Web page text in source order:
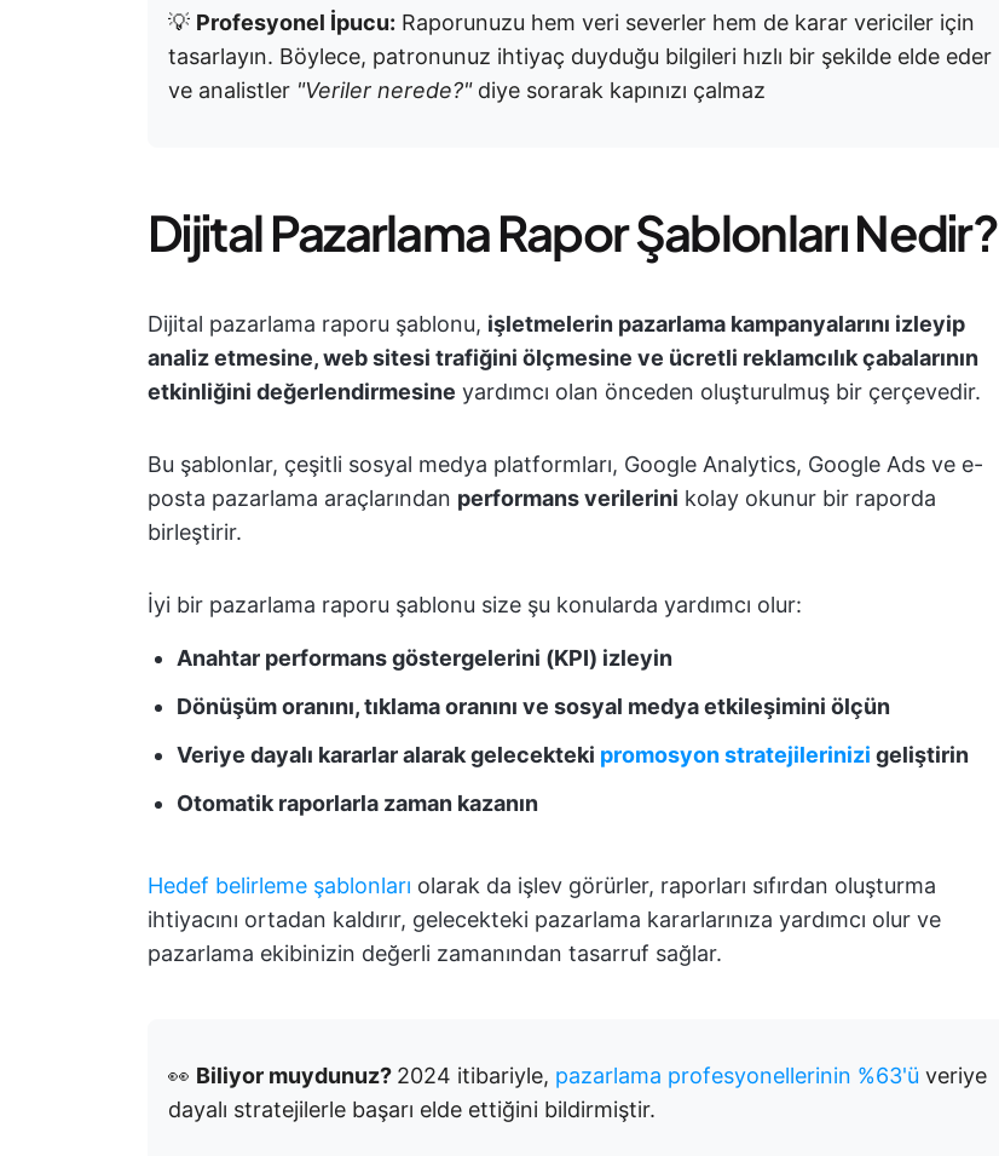
💡 Profesyonel İpucu: Raporunuzu hem veri severler hem de karar vericiler için
tasarlayın. Böylece, patronunuz ihtiyaç duyduğu bilgileri hızlı bir şekilde elde eder
ve analistler "Veriler nerede?"diye sorarak kapınızı çalmaz
Dijital Pazarlama Rapor Şablonları Nedir?
Dijital pazarlama raporu şablonu, işletmelerin pazarlama kampanyalarını izleyip
analiz etmesine, web sitesi trafiğini ölçmesine ve ücretli reklamcılık çabalarının
etkinliğini değerlendirmesine yardımcı olan önceden oluşturulmuş bir çerçevedir.
Bu şablonlar, çeşitli sosyal medya platformları, Google Analytics, Google Ads ve e-
posta pazarlama araçlarından performans verilerini kolay okunur bir raporda
birleştirir.
İyi bir pazarlama raporu şablonu size şu konularda yardımcı olur:
Anahtar performans göstergelerini (KPI) izleyin
Dönüşüm oranını, tıklama oranını ve sosyal medya etkileşimini ölçün
Veriye dayalı kararlar alarak gelecekteki promosyon stratejilerinizi geliştirin
Otomatik raporlarla zaman kazanın
Hedef belirleme şablonları olarak da işlev görürler, raporları sıfırdan oluşturma
ihtiyacını ortadan kaldırır, gelecekteki pazarlama kararlarınıza yardımcı olur ve
pazarlama ekibinizin değerli zamanından tasarruf sağlar.
👀 Biliyor muydunuz? 2024 itibariyle, pazarlama profesyonellerinin %63'ü veriye
dayalı stratejilerle başarı elde ettiğini bildirmiştir.